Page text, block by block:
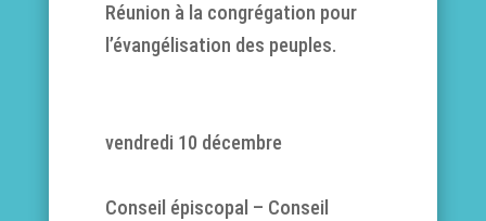
Réunion à la congrégation pour
l’évangélisation des peuples.
vendredi 10 décembre
Conseil épiscopal – Conseil